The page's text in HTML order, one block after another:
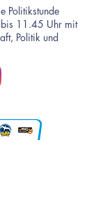
Politikstunde
11.45 Uhr mit
Politik und